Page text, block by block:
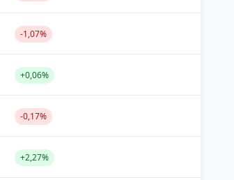
-1,07%
+0,06%
-0,17%
+2,27%